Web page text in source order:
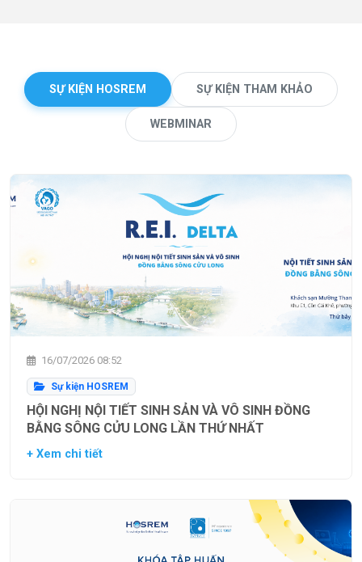
SỰ KIỆN HOSREM SỰ KIỆN THAM KHẢO
WEBMINAR
16/07/2026 08:52
Sự kiện HOSREM
HỘI NGHỊ NỘI TIẾT SINH SẢN VÀ VÔ SINH ĐỒNG
BẰNG SÔNG CỬU LONG LẦN THỨ NHẤT
+ Xem chi tiết